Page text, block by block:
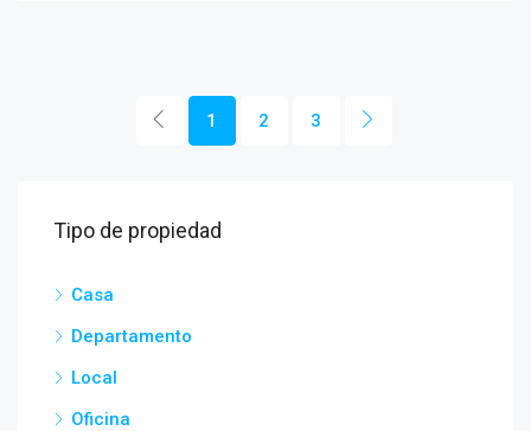
1 2 3
Tipo de propiedad
Casa
Departamento
Local
Oficina